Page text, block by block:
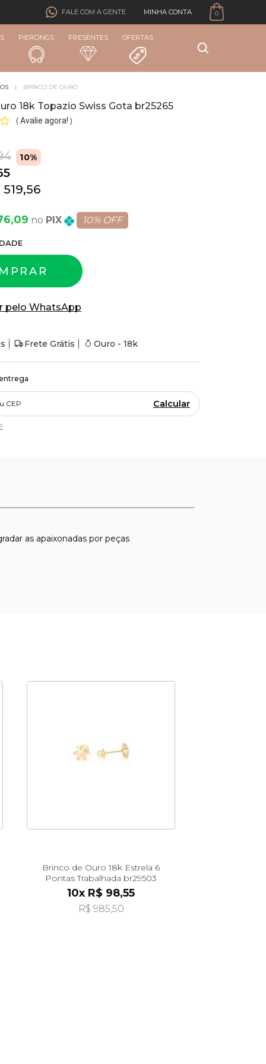
FALE COM A GENTE MINHA CONTA 0
PIERCINGS PRESENTES OFERTAS
BRINCO DE OURO
18k Topazio Swiss Gota br25265
( Avalie agora! )
10%
519,56
PIX 10% OFF
pelo WhatsApp
Frete Grátis Ouro - 18k
Calcular
as apaixonadas por peças
Brinco de Ouro 18k Estrela 6
Pontas Trabalhada br29503
10x R$ 98,55
R$ 985,50